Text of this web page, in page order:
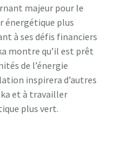
majeur pour le
énergétique plus
à ses défis financiers
montre qu’il est prêt
de l’énergie
inspirera d’autres
et à travailler
plus vert.